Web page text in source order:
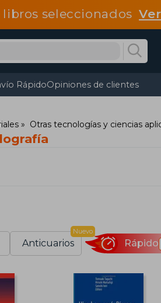
libros seleccionados
RápidoOpiniones de clientes
Otras tecnologías y ciencias
Anticuarios
Nuevo
Rápido